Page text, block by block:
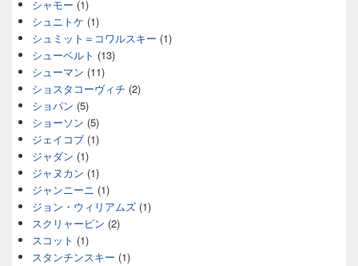
シャモー (1)
シュニトケ (1)
シュミット＝コワルスキー (1)
シューベルト (13)
シューマン (11)
ショスタコーヴィチ (2)
ショパン (5)
ショーソン (5)
ジェイコブ (1)
ジャダン (1)
ジャヌカン (1)
ジャンニーニ (1)
ジョン・ウィリアムズ (1)
スクリャービン (2)
スコット (1)
スタンチンスキー (1)